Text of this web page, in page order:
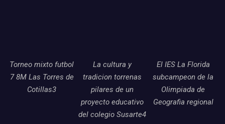
Torneo mixto futbol
7 8M Las Torres de
Cotillas3
La cultura y
tradicion torrenas
pilares de un
proyecto educativo
del colegio Susarte4
El IES La Florida
subcampeon de la
Olimpiada de
Geografia regional